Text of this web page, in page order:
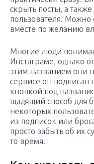
скрыть посты, а
пользователя. Можно
вместе по желанию
Многие люди
Инстаграме, однако
этим названием они
сервисе он подписан
кнопкой под
щадящий способ для
некоторых
из подписок или
просто забыть об их
то время.